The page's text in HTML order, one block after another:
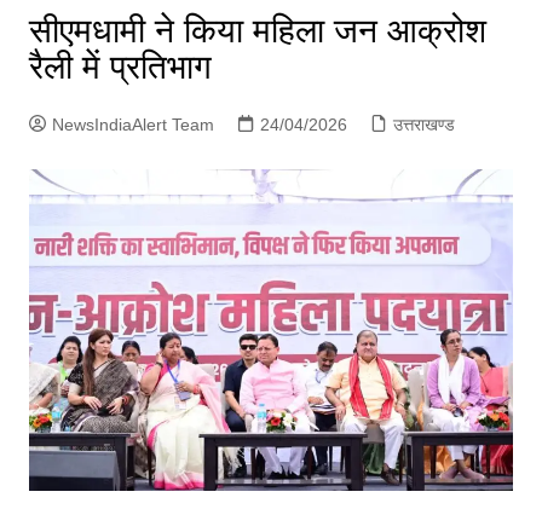
सीएमधामी ने किया महिला जन आक्रोश
रैली में प्रतिभाग
NewsIndiaAlert Team 24/04/2026 उत्तराखण्ड